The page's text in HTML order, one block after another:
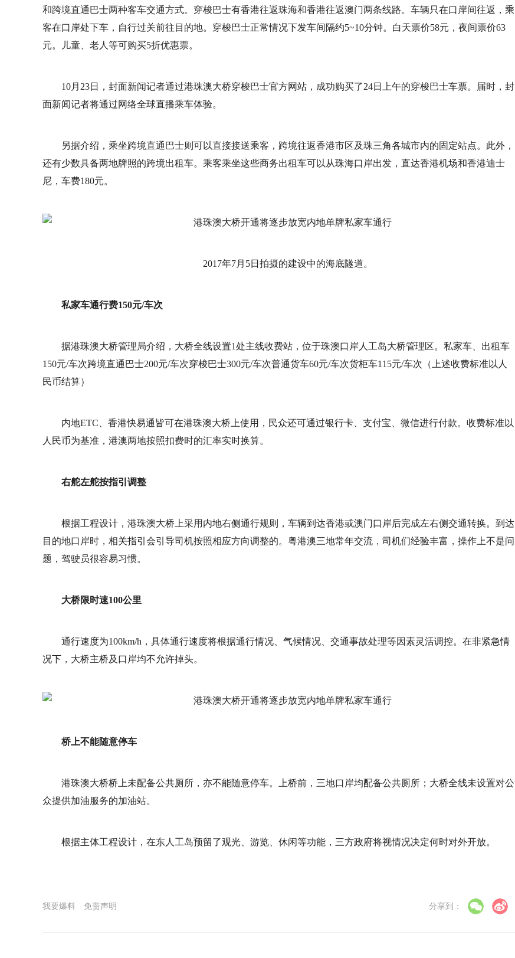
和跨境直通巴士两种客车交通方式。穿梭巴士有香港往返珠海和香港往返澳门两条线路。车辆只在口岸间往返，乘
客在口岸处下车，自行过关前往目的地。穿梭巴士正常情况下发车间隔约5~10分钟。白天票价58元，夜间票价63
元。儿童、老人等可购买5折优惠票。
10月23日，封面新闻记者通过港珠澳大桥穿梭巴士官方网站，成功购买了24日上午的穿梭巴士车票。届时，封
面新闻记者将通过网络全球直播乘车体验。
另据介绍，乘坐跨境直通巴士则可以直接接送乘客，跨境往返香港市区及珠三角各城市内的固定站点。此外，
还有少数具备两地牌照的跨境出租车。乘客乘坐这些商务出租车可以从珠海口岸出发，直达香港机场和香港迪士
尼，车费180元。
2017年7月5日拍摄的建设中的海底隧道。
私家车通行费150元/车次
据港珠澳大桥管理局介绍，大桥全线设置1处主线收费站，位于珠澳口岸人工岛大桥管理区。私家车、出租车
150元/车次跨境直通巴士200元/车次穿梭巴士300元/车次普通货车60元/车次货柜车115元/车次（上述收费标准以人
民币结算）
内地ETC、香港快易通皆可在港珠澳大桥上使用，民众还可通过银行卡、支付宝、微信进行付款。收费标准以
人民币为基准，港澳两地按照扣费时的汇率实时换算。
右舵左舵按指引调整
根据工程设计，港珠澳大桥上采用内地右侧通行规则，车辆到达香港或澳门口岸后完成左右侧交通转换。到达
目的地口岸时，相关指引会引导司机按照相应方向调整的。粤港澳三地常年交流，司机们经验丰富，操作上不是问
题，驾驶员很容易习惯。
大桥限时速100公里
通行速度为100km/h，具体通行速度将根据通行情况、气候情况、交通事故处理等因素灵活调控。在非紧急情
况下，大桥主桥及口岸均不允许掉头。
桥上不能随意停车
港珠澳大桥桥上未配备公共厕所，亦不能随意停车。上桥前，三地口岸均配备公共厕所；大桥全线未设置对公
众提供加油服务的加油站。
根据主体工程设计，在东人工岛预留了观光、游览、休闲等功能，三方政府将视情况决定何时对外开放。
我要爆料 免责声明 分享到：